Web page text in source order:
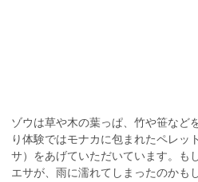
ゾウは草や木の葉っぱ、竹や笹など
り体験ではモナカに包まれたペレッ
サ）をあげていただいています。も
エサが、雨に濡れてしまったのかも